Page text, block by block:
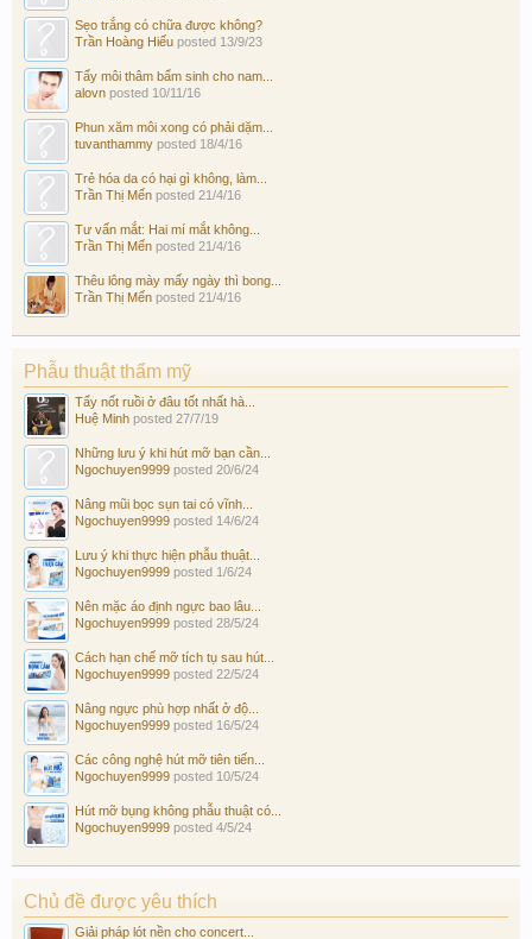
Sẹo trắng có chữa được không?
Trần Hoàng Hiếu posted 13/9/23
Tẩy môi thâm bẩm sinh cho nam...
alovn posted 10/11/16
Phun xăm môi xong có phải dặm...
tuvanthammy posted 18/4/16
Trẻ hóa da có hại gì không, làm...
Trần Thị Mến posted 21/4/16
Tư vấn mắt: Hai mí mắt không...
Trần Thị Mến posted 21/4/16
Thêu lông mày mấy ngày thì bong...
Trần Thị Mến posted 21/4/16
Phẫu thuật thẩm mỹ
Tẩy nốt ruồi ở đâu tốt nhất hà...
Huệ Minh posted 27/7/19
Những lưu ý khi hút mỡ bạn cần...
Ngochuyen9999 posted 20/6/24
Nâng mũi bọc sụn tai có vĩnh...
Ngochuyen9999 posted 14/6/24
Lưu ý khi thực hiện phẫu thuật...
Ngochuyen9999 posted 1/6/24
Nên mặc áo định ngực bao lâu...
Ngochuyen9999 posted 28/5/24
Cách hạn chế mỡ tích tụ sau hút...
Ngochuyen9999 posted 22/5/24
Nâng ngực phù hợp nhất ở độ...
Ngochuyen9999 posted 16/5/24
Các công nghệ hút mỡ tiên tiến...
Ngochuyen9999 posted 10/5/24
Hút mỡ bụng không phẫu thuật có...
Ngochuyen9999 posted 4/5/24
Chủ đề được yêu thích
Giải pháp lót nền cho concert...